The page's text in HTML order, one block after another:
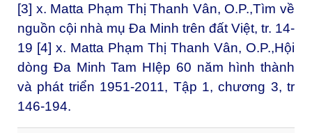
[3] x. Matta Phạm Thị Thanh Vân, O.P.,Tìm về
nguồn cội nhà mụ Đa Minh trên đất Việt, tr. 14-
19 [4] x. Matta Phạm Thị Thanh Vân, O.P.,Hội
dòng Đa Minh Tam HIệp 60 năm hình thành
và phát triển 1951-2011, Tập 1, chương 3, tr
146-194.